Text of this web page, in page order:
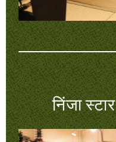
निंजा